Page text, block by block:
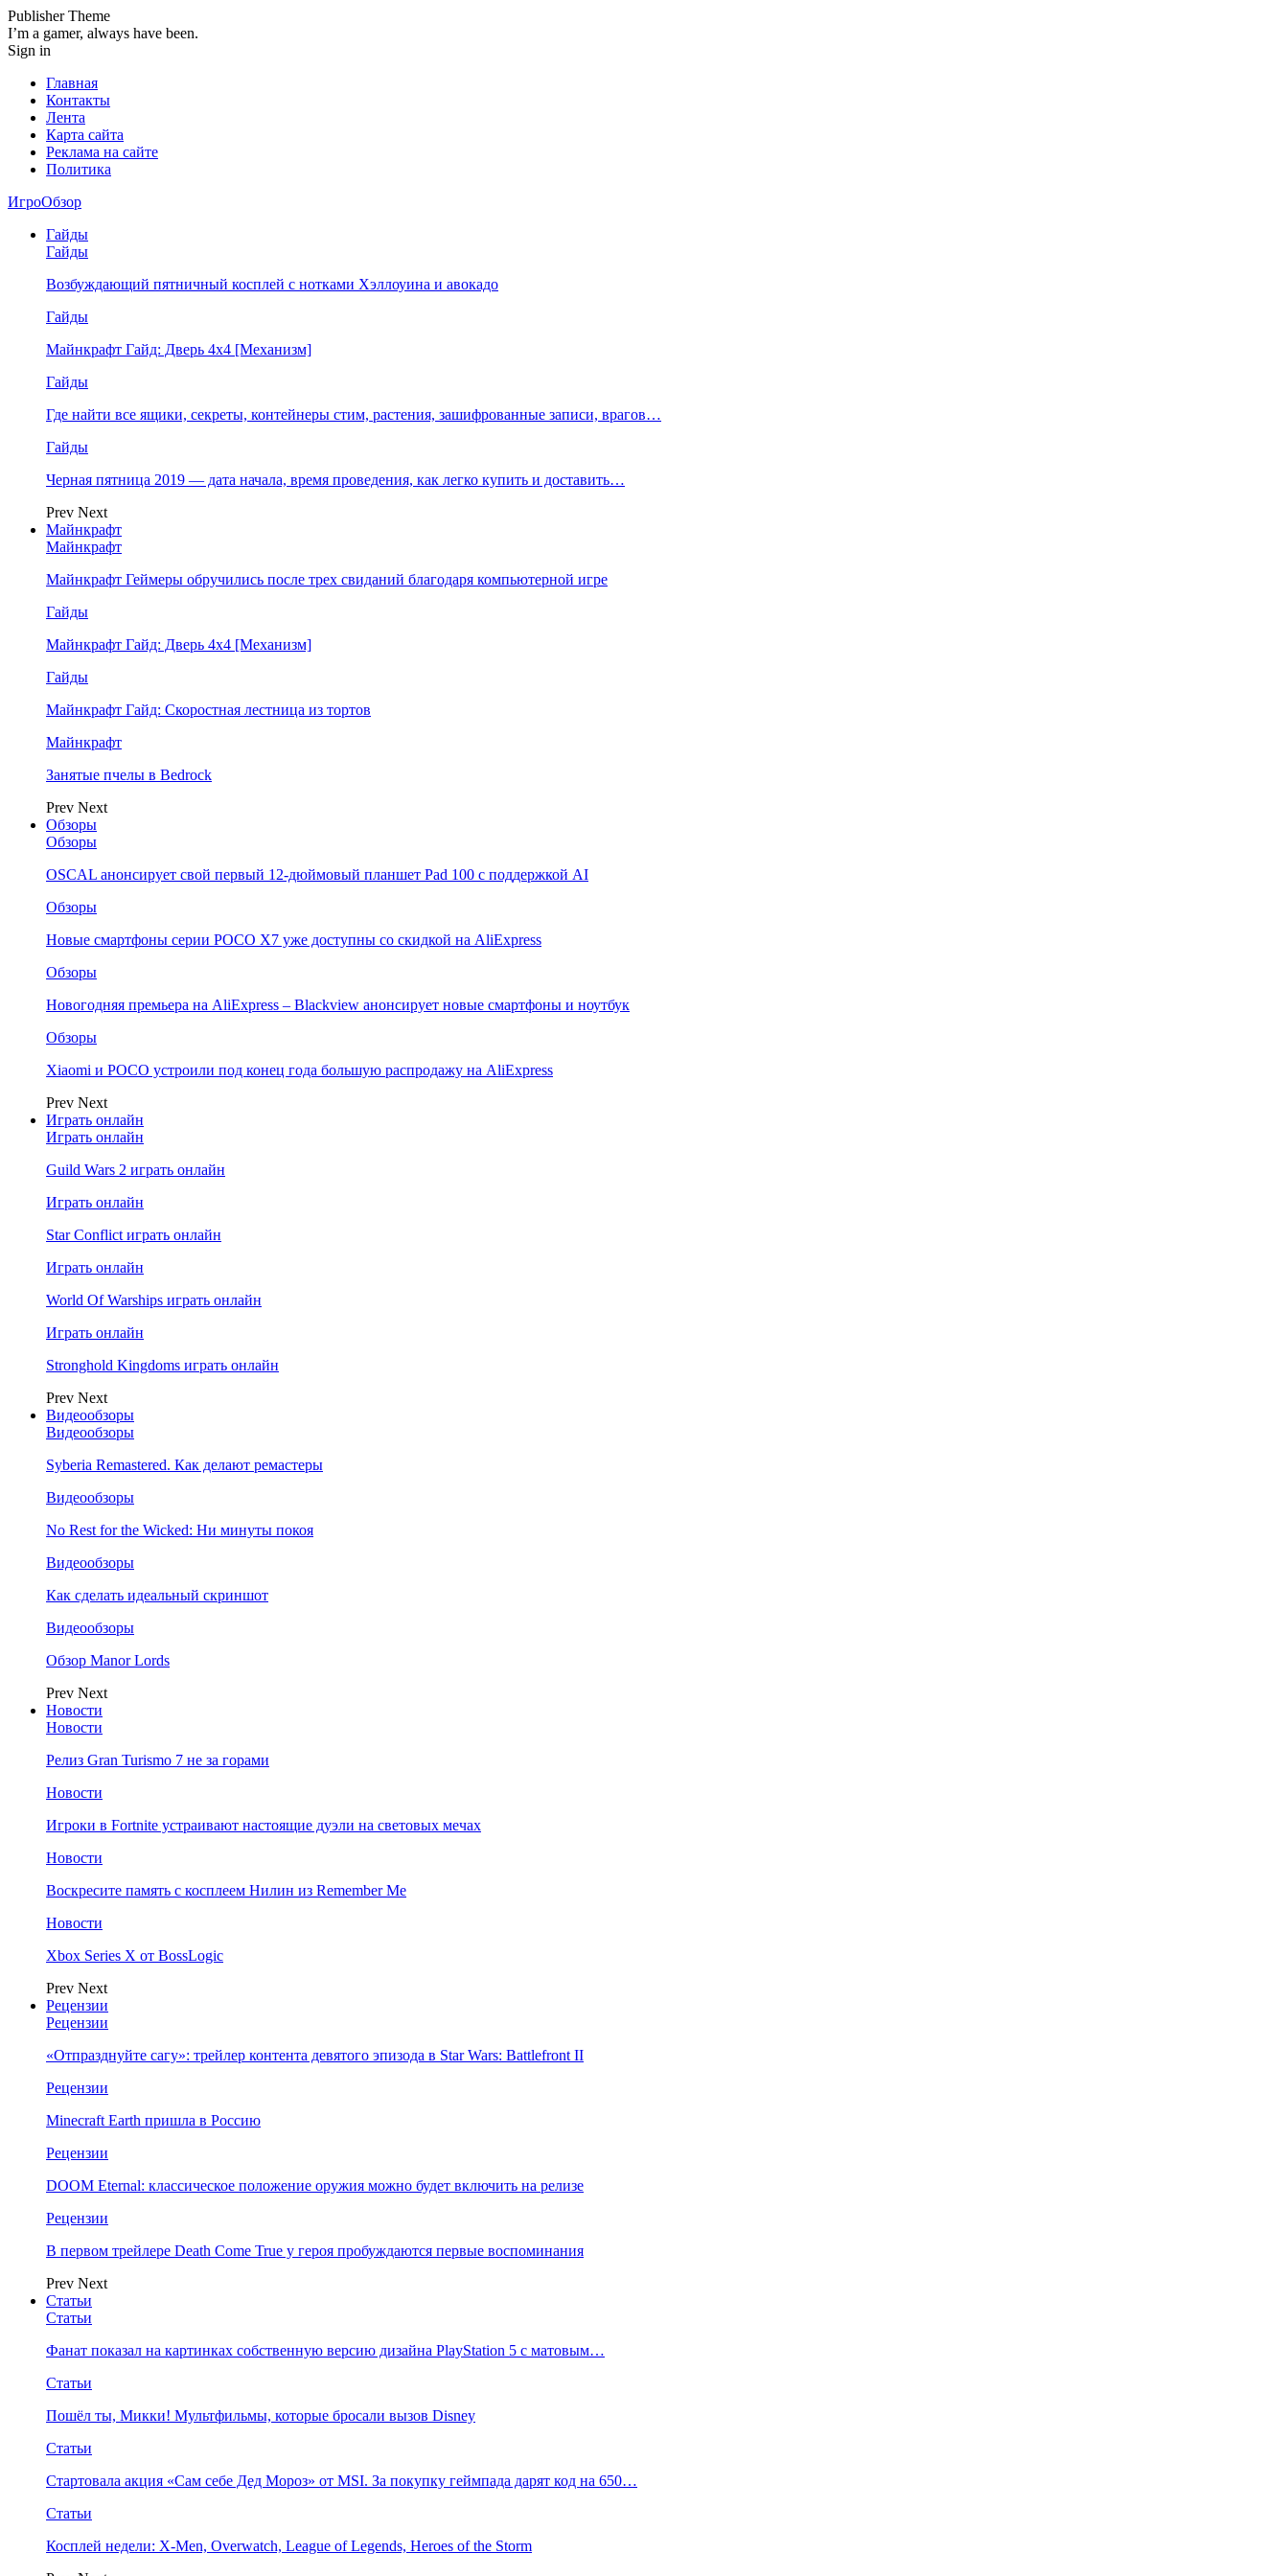
Publisher Theme
I’m a gamer, always have been.
Sign in
Главная
Контакты
Лента
Карта сайта
Реклама на сайте
Политика
ИгроОбзор
Гайды
Гайды
Возбуждающий пятничный косплей с нотками Хэллоуина и авокадо
Гайды
Майнкрафт Гайд: Дверь 4х4 [Механизм]
Гайды
Где найти все ящики, секреты, контейнеры стим, растения, зашифрованные записи, врагов…
Гайды
Черная пятница 2019 — дата начала, время проведения, как легко купить и доставить…
Prev Next
Майнкрафт
Майнкрафт
Майнкрафт Геймеры обручились после трех свиданий благодаря компьютерной игре
Гайды
Майнкрафт Гайд: Дверь 4х4 [Механизм]
Гайды
Майнкрафт Гайд: Скоростная лестница из тортов
Майнкрафт
Занятые пчелы в Bedrock
Prev Next
Обзоры
Обзоры
OSCAL анонсирует свой первый 12-дюймовый планшет Pad 100 с поддержкой AI
Обзоры
Новые смартфоны серии POCO X7 уже доступны со скидкой на AliExpress
Обзоры
Новогодняя премьера на AliExpress – Blackview анонсирует новые смартфоны и ноутбук
Обзоры
Xiaomi и POCO устроили под конец года большую распродажу на AliExpress
Prev Next
Играть онлайн
Играть онлайн
Guild Wars 2 играть онлайн
Играть онлайн
Star Conflict играть онлайн
Играть онлайн
World Of Warships играть онлайн
Играть онлайн
Stronghold Kingdoms играть онлайн
Prev Next
Видеообзоры
Видеообзоры
Syberia Remastered. Как делают ремастеры
Видеообзоры
No Rest for the Wicked: Ни минуты покоя
Видеообзоры
Как сделать идеальный скриншот
Видеообзоры
Обзор Manor Lords
Prev Next
Новости
Новости
Релиз Gran Turismo 7 не за горами
Новости
Игроки в Fortnite устраивают настоящие дуэли на световых мечах
Новости
Воскресите память с косплеем Нилин из Remember Me
Новости
Xbox Series X от BossLogic
Prev Next
Рецензии
Рецензии
«Отпразднуйте сагу»: трейлер контента девятого эпизода в Star Wars: Battlefront II
Рецензии
Minecraft Earth пришла в Россию
Рецензии
DOOM Eternal: классическое положение оружия можно будет включить на релизе
Рецензии
В первом трейлере Death Come True у героя пробуждаются первые воспоминания
Prev Next
Статьи
Статьи
Фанат показал на картинках собственную версию дизайна PlayStation 5 с матовым…
Статьи
Пошёл ты, Микки! Мультфильмы, которые бросали вызов Disney
Статьи
Стартовала акция «Сам себе Дед Мороз» от MSI. За покупку геймпада дарят код на 650…
Статьи
Косплей недели: X-Men, Overwatch, League of Legends, Heroes of the Storm